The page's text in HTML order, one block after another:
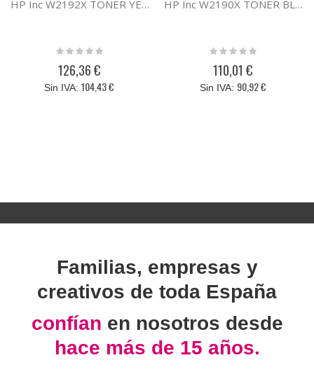
HP Inc W2192X TONER YELLOW HP 219A HIGH Y
Rating:
126,36 €
104,43 €
HP Inc W2190X TONER BLACK HP 219A HIGH Y
Rating:
110,01 €
90,92 €
Familias, empresas y
creativos de toda España
confían en nosotros desde
hace más de 15 años.